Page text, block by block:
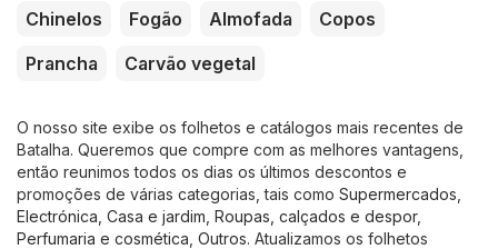
Chinelos
Fogão Almofada
Copos
Prancha
Carvão vegetal
O nosso site exibe os folhetos e catálogos mais recentes de
Batalha. Queremos que compre com as melhores vantagens,
então reunimos todos os dias os últimos descontos e
promoções de várias categorias, tais como Supermercados
Electrónica Casa e jardim Roupas, calçados e despor,
Perfumaria e cosmética Outros. Atualizamos os folhetos